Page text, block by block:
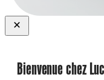
Close
Bienvenue chez